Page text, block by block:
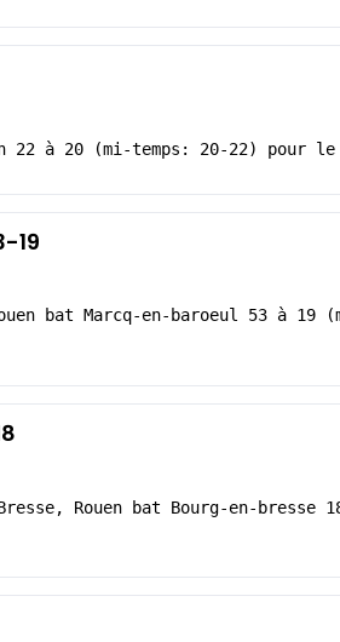
22 à 20 (mi-temps: 20-22) pour
19
bat Marcq-en-baroeul 53 à
Rouen bat Bourg-en-